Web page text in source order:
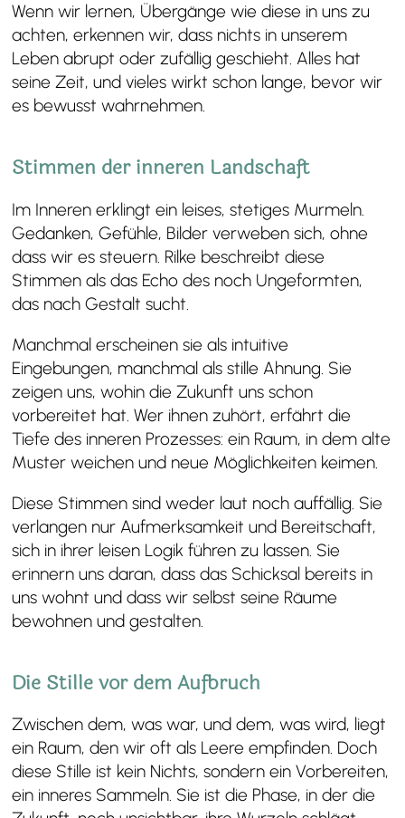
Wenn wir lernen, Übergänge wie diese in uns zu
achten, erkennen wir, dass nichts in unserem
Leben abrupt oder zufällig geschieht. Alles hat
seine Zeit, und vieles wirkt schon lange, bevor wir
es bewusst wahrnehmen.
Stimmen der inneren Landschaft
Im Inneren erklingt ein leises, stetiges Murmeln.
Gedanken, Gefühle, Bilder verweben sich, ohne
dass wir es steuern. Rilke beschreibt diese
Stimmen als das Echo des noch Ungeformten,
das nach Gestalt sucht.
Manchmal erscheinen sie als intuitive
Eingebungen, manchmal als stille Ahnung. Sie
zeigen uns, wohin die Zukunft uns schon
vorbereitet hat. Wer ihnen zuhört, erfährt die
Tiefe des inneren Prozesses: ein Raum, in dem alte
Muster weichen und neue Möglichkeiten keimen.
Diese Stimmen sind weder laut noch auffällig. Sie
verlangen nur Aufmerksamkeit und Bereitschaft,
sich in ihrer leisen Logik führen zu lassen. Sie
erinnern uns daran, dass das Schicksal bereits in
uns wohnt und dass wir selbst seine Räume
bewohnen und gestalten.
Die Stille vor dem Aufbruch
Zwischen dem, was war, und dem, was wird, liegt
ein Raum, den wir oft als Leere empfinden. Doch
diese Stille ist kein Nichts, sondern ein Vorbereiten,
ein inneres Sammeln. Sie ist die Phase, in der die